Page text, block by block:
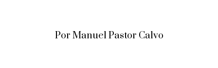
Por Manuel Pastor Calvo